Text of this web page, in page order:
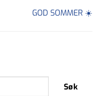
GOD SOMMER ☀️
Søk